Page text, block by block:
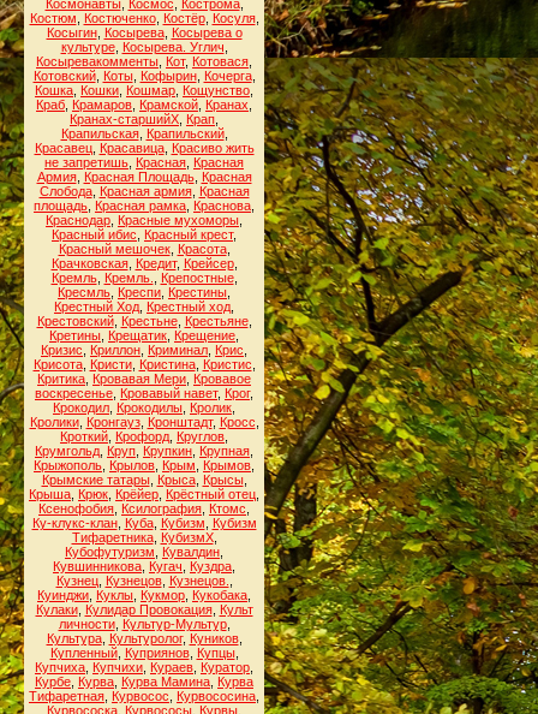
Космонавты, Космос Кострома,
Костюм
Костюченко, Костёр, Косуля,
Косыгин, Косырева, Косырева о
культуре, Косырева. Углич
Косыревакомменты Кот, Котовася
Котовский, Коты, Кофырин, Кочерга,
Кошка Кошки Кошмар Кощунство
Краб Крамаров Крамской Кранах
Кранах-старшийХ Крап
Крапильская, Крапильский,
Красавец, Красавица, Красиво жить
не запретишь Красная Красная
Армия, Красная Площадь, Красная
Слобода, Красная армия, Красная
площадь Красная рамка Краснова
Краснодар Красные мухоморы
Красный ибис
Красный крест,
Красный мешочек, Красота,
Крачковская, Кредит, Крейсер,
Кремль, Кремль. Крепостные,
Кресмль Креспи Крестины
Крестный Ход Крестный ход
Крестовский, Крестьне, Крестьяне,
Кретины Крещатик Крещение
Кризис
Криллон Криминал Крис
Крисота, Кристи, Кристина, Кристис
Критика Кровавая Мери Кровавое
воскресенье Кровавый навет, Крог,
Крокодил Крокодилы Кролик
Кролики, Кронгауз, Кронштадт, Кросс
Кроткий Крофорд Круглов
Крумгольд Круп Крупкин Крупная
Крыжополь Крылов Крым Крымов
Крымские татары, Крыса, Крысы,
Крыша Крюк Крёйер Крёстный отец
Ксенофобия Ксилография Ктомс
Ку-клукс-клан, Куба, Кубизм
Кубизм
Тифаретника, КубизмХ,
Кубофутуризм
Кувалдин
Кувшинникова Кугач Куздра
Кузнец, Кузнецов, Кузнецов.
Куинджи Куклы Кукмор Кукобака
Кулаки, Кулидар Провокация, Культ
личности, Культур-Мультур,
Культура, Культуролог, Куников,
Купленный, Куприянов, Купцы,
Купчиха Купчихи Кураев Куратор
Курбе Курва Курва Мамина Курва
Тифаретная Курвосос Курвососина
Курвососка Курвососы Курвы